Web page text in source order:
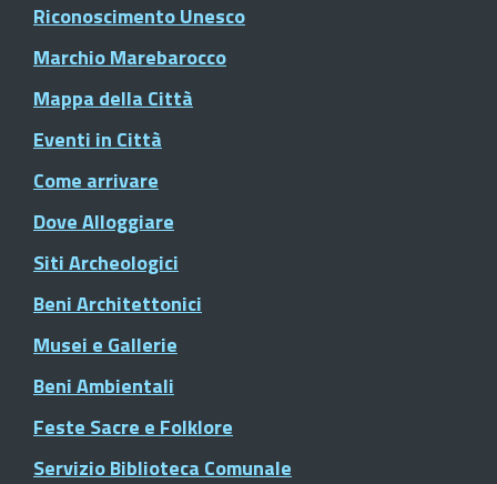
Riconoscimento Unesco
Marchio Marebarocco
Mappa della Città
Eventi in Città
Come arrivare
Dove Alloggiare
Siti Archeologici
Beni Architettonici
Musei e Gallerie
Beni Ambientali
Feste Sacre e Folklore
Servizio Biblioteca Comunale